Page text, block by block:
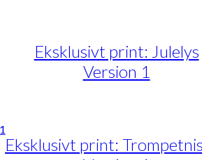
Eksklusivt print: Julelys
Version 1
Eksklusivt print: